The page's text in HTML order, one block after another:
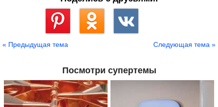
« Предыдущая тема Следующая тема »
Посмотри супертемы